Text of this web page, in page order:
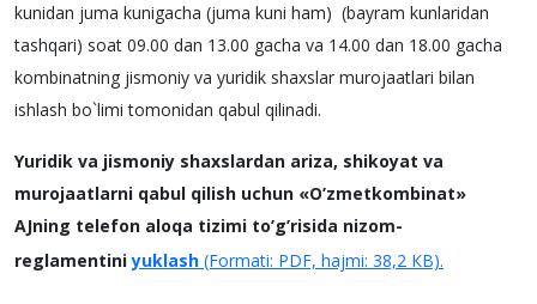
kunidan juma kunigacha (juma kuni ham) (bayram kunlaridan
tashqari) soat 09.00 dan 13.00 gacha va 14.00 dan 18.00 gacha
kombinatning jismoniy va yuridik shaxslar murojaatlari bilan
ishlash bo`limi tomonidan qabul qilinadi.
Yuridik va jismoniy shaxslardan ariza, shikoyat va
murojaatlarni qabul qilish uchun «O’zmеtkombinat»
AJning tеlеfon aloqa tizimi to’g’risida nizom-
rеglamеntini yuklash (Formati: PDF, hajmi: 38,2 КB).